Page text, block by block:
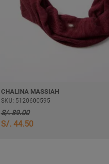
CHALINA MASSIAH
SKU: 5120600595
S/. 89.00
S/. 44.50